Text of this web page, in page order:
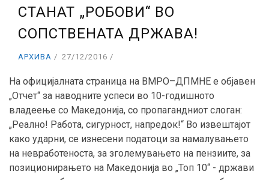
СТАНАТ „РОБОВИ“ ВО
СОПСТВЕНАТА ДРЖАВА!
АРХИВА 27/12/2016
На официјалната страница на ВМРО–ДПМНЕ е објавен
„Отчет“ за наводните успеси во 10-годишното
владеење со Македонија, со пропагандниот слоган:
„Реално! Работа, сигурност, напредок!“ Во извештајот
како ударни, се изнесени податоци за намалувањето
на невработеноста, за зголемувањето на пензиите, за
позиционирањето на Македонија во „Топ 10“ - држави